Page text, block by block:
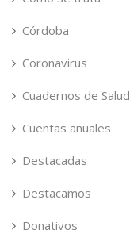
Córdoba
Coronavirus
Cuadernos de Salud
Cuentas anuales
Destacadas
Destacamos
Donativos